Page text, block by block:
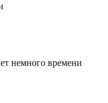
немного времени